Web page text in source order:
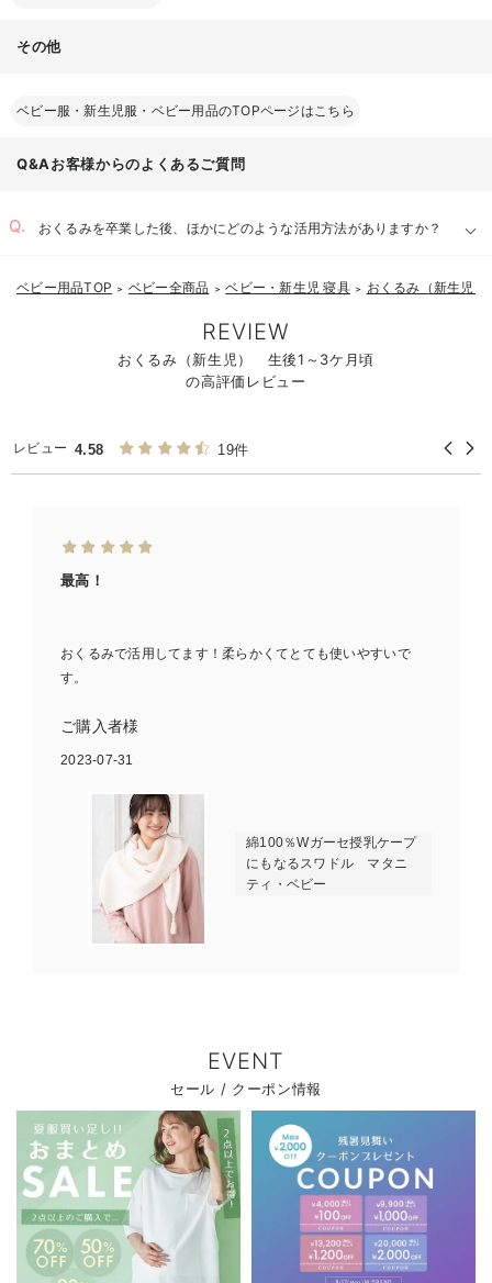
その他
ベビー服・新生児服・ベビー用品のTOPページはこちら
Q&Aお客様からのよくあるご質問
おくるみを卒業した後、ほかにどのような活用方法がありますか？
お気に入り商品を確認する
ベビー用品TOP ＞ ベビー全商品 ＞ ベビー・新生児 寝具 ＞ おくるみ（新生児）
REVIEW
おくるみ（新生児） 生後1～3ケ月頃
の高評価レビュー
レビュー 4.58 19件
最高！
おくるみで活用してます！柔らかくてとても使いやすいで
す。
ご購入者様
2023-07-31
綿100％Wガーセ授乳ケープ
にもなるスワドル マタニ
ティ・ベビー
EVENT
セール / クーポン情報